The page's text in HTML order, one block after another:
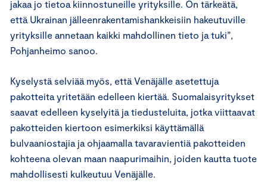
jakaa jo tietoa kiinnostuneille yrityksille. On tärkeätä,
että Ukrainan jälleenrakentamishankkeisiin hakeutuville
yrityksille annetaan kaikki mahdollinen tieto ja tuki”,
Pohjanheimo sanoo.
Kyselystä selviää myös, että Venäjälle asetettuja
pakotteita yritetään edelleen kiertää. Suomalaisyritykset
saavat edelleen kyselyitä ja tiedusteluita, jotka viittaavat
pakotteiden kiertoon esimerkiksi käyttämällä
bulvaaniostajia ja ohjaamalla tavaravientiä pakotteiden
kohteena olevan maan naapurimaihin, joiden kautta tuote
mahdollisesti kulkeutuu Venäjälle.